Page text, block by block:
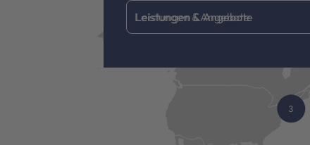
Leistungen & Angebote